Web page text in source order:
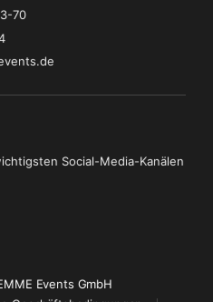
70
Social-Media-Kanälen
Events GmbH